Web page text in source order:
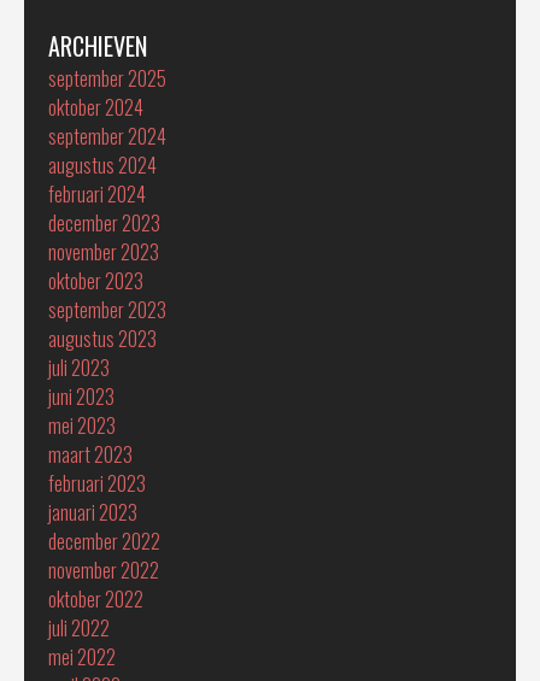
ARCHIEVEN
september 2025
oktober 2024
september 2024
augustus 2024
februari 2024
december 2023
november 2023
oktober 2023
september 2023
augustus 2023
juli 2023
juni 2023
mei 2023
maart 2023
februari 2023
januari 2023
december 2022
november 2022
oktober 2022
juli 2022
mei 2022